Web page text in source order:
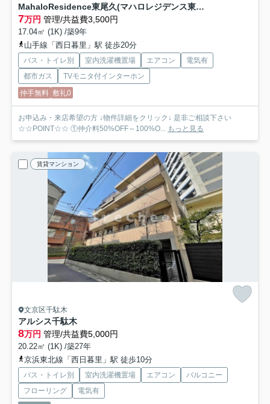
MahaloResidence東尾久(マハロレジデンス東尾久)
7万円 管理/共益費3,500円
17.04㎡ (1K) /築9年
山手線「西日暮里」駅 徒歩20分
バス・トイレ別 室内洗濯機置場 エアコン
電気有
都市ガス
TVモニタ付インターホン
仲手無料 敷礼0
お申込み・来店希望の方 ↓物件詳細をクリック↓ 是非ご相談下さい
☆☆POINT☆☆ ①仲介料50%OFF～100%O...
もっと見る
賃貸マンション
文京区千駄木
アルシス千駄木
8万円 管理/共益費5,000円
20.22㎡ (1K) /築27年
京浜東北線「西日暮里」駅 徒歩10分
バス・トイレ別 室内洗濯機置場 エアコン
バルコニー
フローリング
電気有